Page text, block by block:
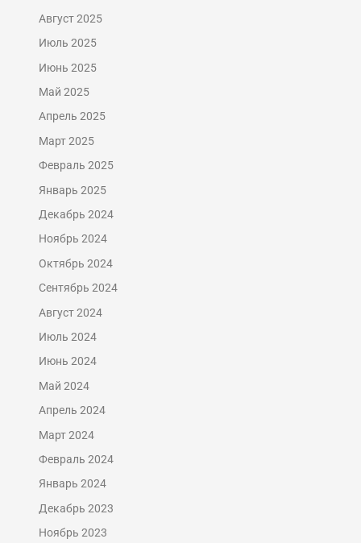
Август 2025
Июль 2025
Июнь 2025
Май 2025
Апрель 2025
Март 2025
Февраль 2025
Январь 2025
Декабрь 2024
Ноябрь 2024
Октябрь 2024
Сентябрь 2024
Август 2024
Июль 2024
Июнь 2024
Май 2024
Апрель 2024
Март 2024
Февраль 2024
Январь 2024
Декабрь 2023
Ноябрь 2023